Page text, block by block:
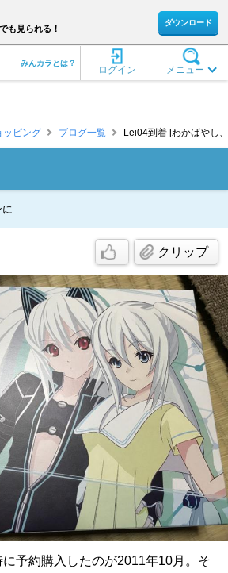
も見られる！
ダウンロード
メニュー
ログイン
みんカラとは？
ッピング ブログ一覧 Lei04到着 [わかばやし
に
クリップ
予約購入したのが2011年10月。そ